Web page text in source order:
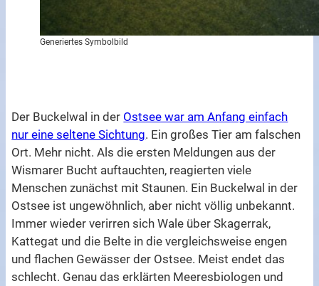
Generiertes Symbolbild
Der Buckelwal in der Ostsee war am Anfang einfach
nur eine seltene Sichtung. Ein großes Tier am falschen
Ort. Mehr nicht. Als die ersten Meldungen aus der
Wismarer Bucht auftauchten, reagierten viele
Menschen zunächst mit Staunen. Ein Buckelwal in der
Ostsee ist ungewöhnlich, aber nicht völlig unbekannt.
Immer wieder verirren sich Wale über Skagerrak,
Kattegat und die Belte in die vergleichsweise engen
und flachen Gewässer der Ostsee. Meist endet das
schlecht. Genau das erklärten Meeresbiologen und